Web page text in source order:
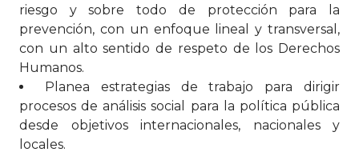
riesgo y sobre todo de protección para la
prevención, con un enfoque lineal y transversal,
con un alto sentido de respeto de los Derechos
Humanos.
Planea estrategias de trabajo para dirigir
procesos de análisis social para la política pública
desde objetivos internacionales, nacionales y
locales.